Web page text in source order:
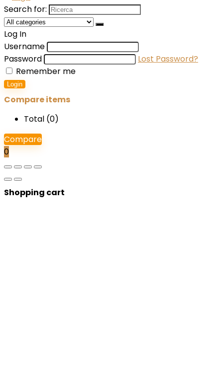
Search for:
Log In
Username
Password
Lost Password?
Remember me
Login
Compare items
Total (0)
Compare
0
Shopping cart